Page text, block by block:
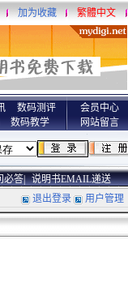
加为收藏 繁體中文
数码测评
数码教学
会员中心
网站留言
必答| 说明书EMAIL递送
退出登录 用户管理